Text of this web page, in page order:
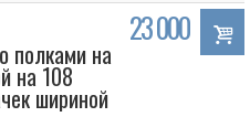
полками на
на 108
шириной
23 000